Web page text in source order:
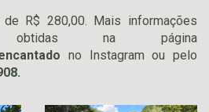
R$ 280,00. Mais informações
na página
no Instagram ou pelo